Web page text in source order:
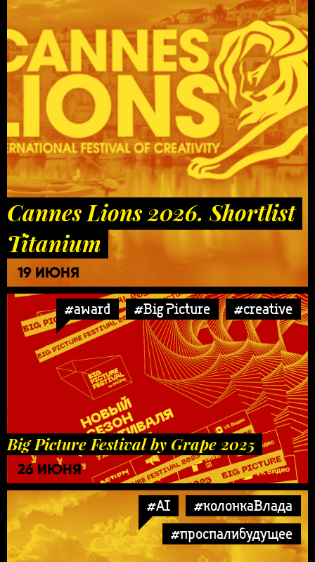
Cannes Lions 2026. Shortlist
Titanium
19 ИЮНЯ
#award #Big Picture #creative
Big Picture Festival by Grape 2025
26 ИЮНЯ
#AI
#колонкаВлада
#проспалибудущее